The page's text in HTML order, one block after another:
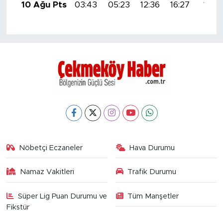
10 Ağu Pts
03:43 05:23 12:36 16:27 19:39
Nöbetçi Eczaneler Hava Durumu
Namaz Vakitleri Trafik Durumu
Süper Lig Puan Durumu ve
Fikstür
Tüm Manşetler